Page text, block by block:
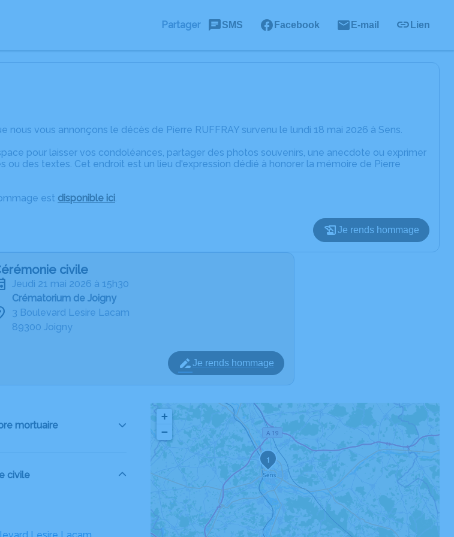
Partager SMS Facebook E-mail Lien
nous vous annonçons le décès de Pierre RUFFRAY survenu le lundi 18 mai 2026 à Sens.
pour laisser vos condoléances, partager des photos souvenirs, une anecdote ou exprimer
ou des textes. Cet endroit est un lieu d'expression dédié à honorer la mémoire de Pierre
est disponible ici.
Je rends hommage
civile
jeudi 21 mai 2026 à 15h30
Crématorium de Joigny
3 Boulevard Lesire Lacam
89300 Joigny
Je rends hommage
mortuaire
civile
1
+
−